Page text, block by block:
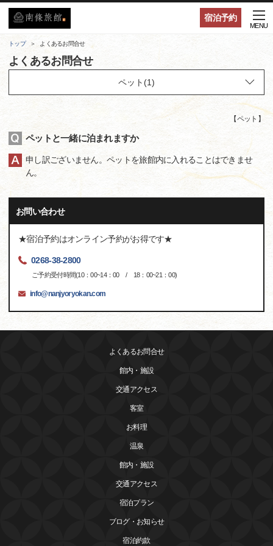
宿泊予約
MENU
トップ よくあるお問合せ
よくあるお問合せ
【ペット 】
ペットと一緒に泊まれますか
申し訳ございません。ペットを旅館内に入れることはできませ
ん。
お問い合わせ
★宿泊予約はオンライン予約がお得です★
0268-38-2800
ご予約受付時間(10：00~14：00 / 18：00~21：00)
info@nanjyoryokan.com
よくあるお問合せ
館内・施設
交通アクセス
客室
お料理
温泉
館内・施設
交通アクセス
宿泊プラン
ブログ・お知らせ
宿泊約款